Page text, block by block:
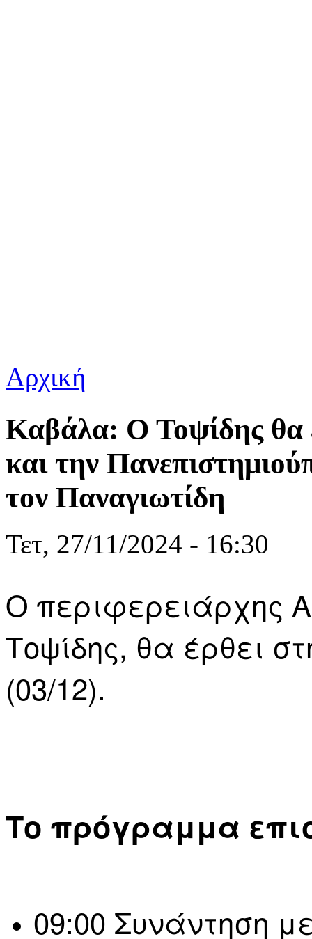
Είστε εδώ
Αρχική
Καβάλα: Ο Τοψίδης θα
και την
τον Παναγιωτίδη
Τετ, 27/11/2024 - 16:30
Ο περιφερειάρχης
Τοψίδης, θα έρθει
(03/12).
Το πρόγραμμα
09:00 Συνάντηση